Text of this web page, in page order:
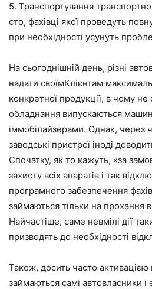
5. Транспортування
сто, фахівці якої проведуть
при необхідності усунуть
На сьогоднішній день, різні
надати своїмКлієнтам
конкретної продукції, в чому не
обладнання випускаються
іммобілайзерами. Однак, через
заводські пристрої іноді
Спочатку, як то кажуть, «за
захисту всіх апаратів і так
програмного забезпечення
займаються тільки на прохання
Найчастіше, саме невмілі дії
призводять до необхідності
Також, досить часто активацією
займаються самі автовласники і